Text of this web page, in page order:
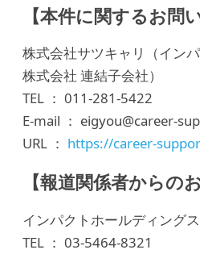
【本件に関するお問
株式会社サツキャリ（イン
株式会社 連結子会社）
TEL ： 011-281-5422
E-mail ： eigyou@career-
URL ： https://career-
【報道関係者からの
インパクトホールディング
TEL ： 03-5464-8321